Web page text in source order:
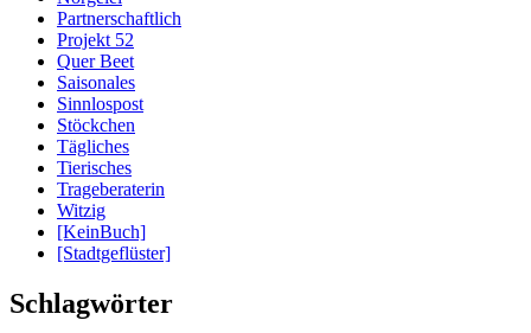
Partnerschaftlich
Projekt 52
Quer Beet
Saisonales
Sinnlospost
Stöckchen
Tägliches
Tierisches
Trageberaterin
Witzig
[KeinBuch]
[Stadtgeflüster]
Schlagwörter